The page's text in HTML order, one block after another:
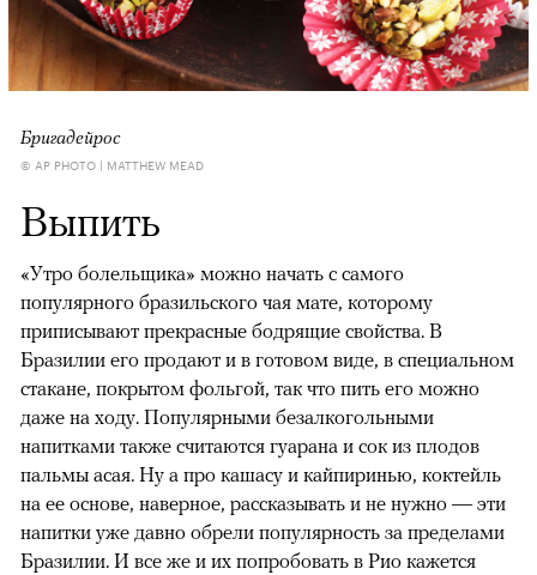
Бригадейрос
© AP PHOTO | MATTHEW MEAD
Выпить
«Утро болельщика» можно начать с самого
популярного бразильского чая мате, которому
приписывают прекрасные бодрящие свойства. В
Бразилии его продают и в готовом виде, в специальном
стакане, покрытом фольгой, так что пить его можно
даже на ходу. Популярными безалкогольными
напитками также считаются гуарана и сок из плодов
пальмы асая. Ну а про кашасу и кайпиринью, коктейль
на ее основе, наверное, рассказывать и не нужно — эти
напитки уже давно обрели популярность за пределами
Бразилии. И все же и их попробовать в Рио кажется